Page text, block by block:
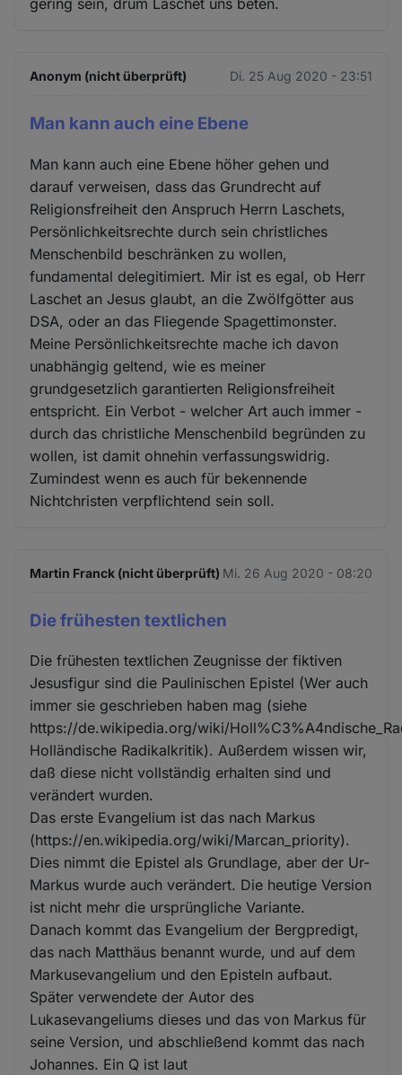
Anonym (nicht überprüft) Di. 25 Aug 2020 - 23:51
Man kann auch eine Ebene
Man kann auch eine Ebene höher gehen und
darauf verweisen, dass das Grundrecht auf
Religionsfreiheit den Anspruch Herrn Laschets,
Persönlichkeitsrechte durch sein christliches
Menschenbild beschränken zu wollen,
fundamental delegitimiert. Mir ist es egal, ob Herr
Laschet an Jesus glaubt, an die Zwölfgötter aus
DSA, oder an das Fliegende Spagettimonster.
Meine Persönlichkeitsrechte mache ich davon
unabhängig geltend, wie es meiner
grundgesetzlich garantierten Religionsfreiheit
entspricht. Ein Verbot - welcher Art auch immer -
durch das christliche Menschenbild begründen zu
wollen, ist damit ohnehin verfassungswidrig.
Zumindest wenn es auch für bekennende
Nichtchristen verpflichtend sein soll.
Martin Franck (nicht überprüft) Mi. 26 Aug 2020 - 08:20
Die frühesten textlichen
Die frühesten textlichen Zeugnisse der fiktiven
Jesusfigur sind die Paulinischen Epistel (Wer auch
immer sie geschrieben haben mag (siehe
https://de.wikipedia.org/wiki/
Holländische Radikalkritik). Außerdem wissen wir,
daß diese nicht vollständig erhalten sind und
verändert wurden.
Das erste Evangelium ist das nach Markus
(https://en.wikipedia.org/wiki/Marcan_priority).
Dies nimmt die Epistel als Grundlage, aber der Ur-
Markus wurde auch verändert. Die heutige Version
ist nicht mehr die ursprüngliche Variante.
Danach kommt das Evangelium der Bergpredigt,
das nach Matthäus benannt wurde, und auf dem
Markusevangelium und den Episteln aufbaut.
Später verwendete der Autor des
Lukasevangeliums dieses und das von Markus für
seine Version, und abschließend kommt das nach
Johannes. Ein Q ist laut